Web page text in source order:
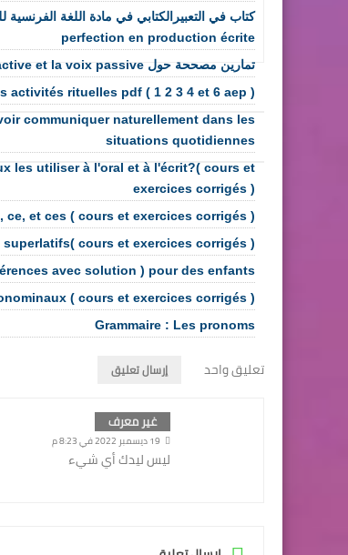
perfection en production écrite
تمارين مصححة حول la voix active et la voix passive قابلة للتحميل
activités rituelles pdf ( 1 2 3 4 et 6 aep )
communiquer naturellement dans les
situations quotidiennes
les utiliser à l'oral et à l'écrit?( cours et
exercices corrigés )
ce, et ces ( cours et exercices corrigés )
cours et exercices corrigés )
avec solution ) pour des enfants
( cours et exercices corrigés )
Grammaire : Les pronoms
تعليق واحد إرسال تعليق
غير معرف
19 ديسمبر 2022 في 8:23 م
ليس ليدك أي شيء